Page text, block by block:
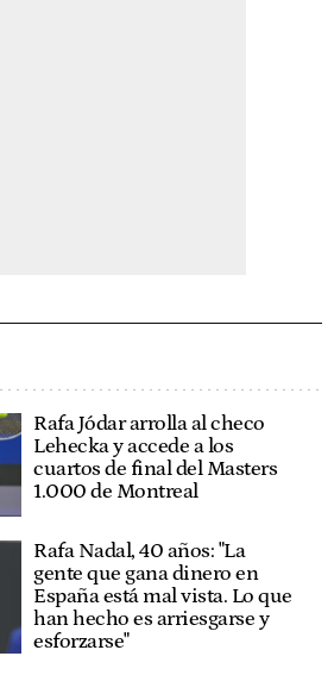
Rafa Jódar arrolla al checo
Lehecka y accede a los
cuartos de final del Masters
1.000 de Montreal
Rafa Nadal, 40 años: "La
gente que gana dinero en
España está mal vista. Lo que
han hecho es arriesgarse y
esforzarse"